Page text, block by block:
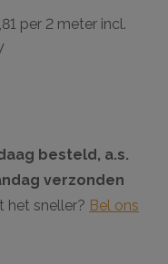
per 2 meter incl.
besteld, a.s.
verzonden
het sneller? Bel ons